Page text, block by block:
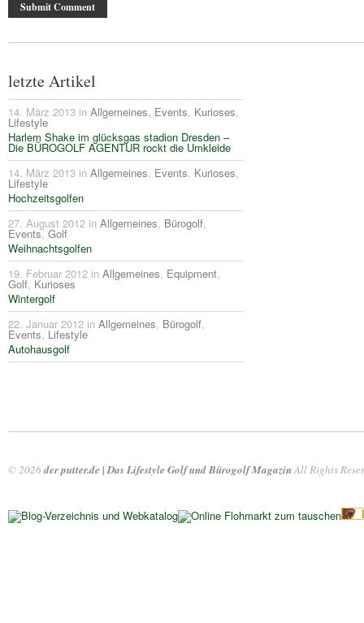
letzte Artikel
14. März 2013 in Allgemeines, Events, Kurioses,
Lifestyle
Harlem Shake im glücksgas stadion Dresden –
Die BÜROGOLF AGENTUR rockt die Umkleide
14. März 2013 in Allgemeines, Events, Kurioses,
Lifestyle
Hochzeitsgolfen
27. August 2012 in Allgemeines, Bürogolf,
Events, Golf
Weihnachtsgolfen
19. Februar 2012 in Allgemeines, Equipment,
Golf, Kurioses
Wintergolf
22. Januar 2012 in Allgemeines, Bürogolf,
Events, Lifestyle
Autohausgolf
© 2026der putter.de | Das Lifestyle Golf und Bürogolf Magazin All Rights